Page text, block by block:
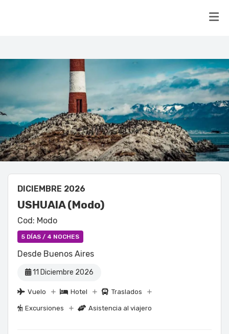
DICIEMBRE 2026
USHUAIA (Modo)
Cod: Modo
5 DÍAS / 4 NOCHES
Desde Buenos Aires
11 Diciembre 2026
Vuelo Hotel Traslados
Excursiones Asistencia al viajero